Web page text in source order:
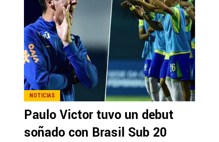
NOTICIAS
Paulo Victor tuvo un debut
soñado con Brasil Sub 20